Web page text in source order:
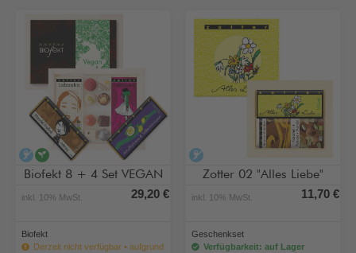
alkoholfrei
vegan
Biofekt 8 + 4 Set VEGAN
inkl. 10% MwSt. 29,20 €
Biofekt
Derzeit nicht verfügbar • aufgrund
Zotter 02 "Alles Liebe"
inkl. 10% MwSt. 11,70 €
Geschenkset
Verfügbarkeit: auf Lager